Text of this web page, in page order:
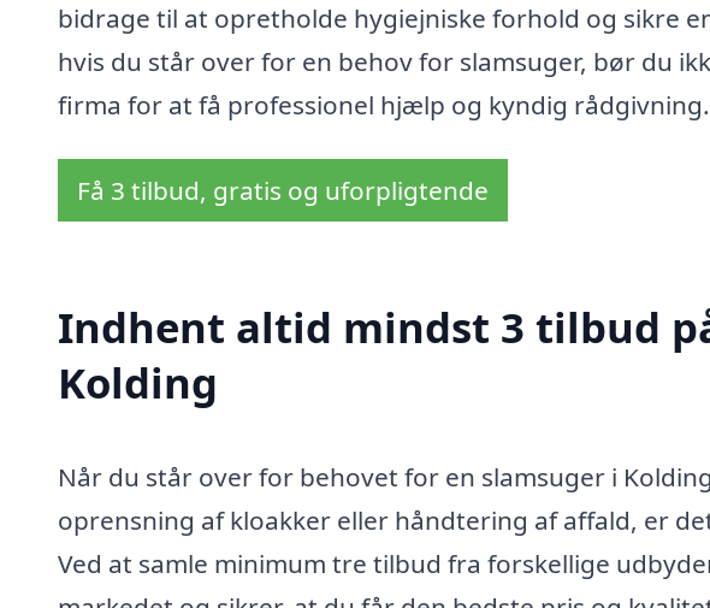
bidrage til at opretholde hygiejniske forhold og sikre
hvis du står over for en behov for slamsuger, bør du
firma for at få professionel hjælp og kyndig rådgivning.
Få 3 tilbud, gratis og uforpligtende
Indhent altid mindst 3 tilbud
Kolding
Når du står over for behovet for en slamsuger i
oprensning af kloakker eller håndtering af affald, er
Ved at samle minimum tre tilbud fra forskellige